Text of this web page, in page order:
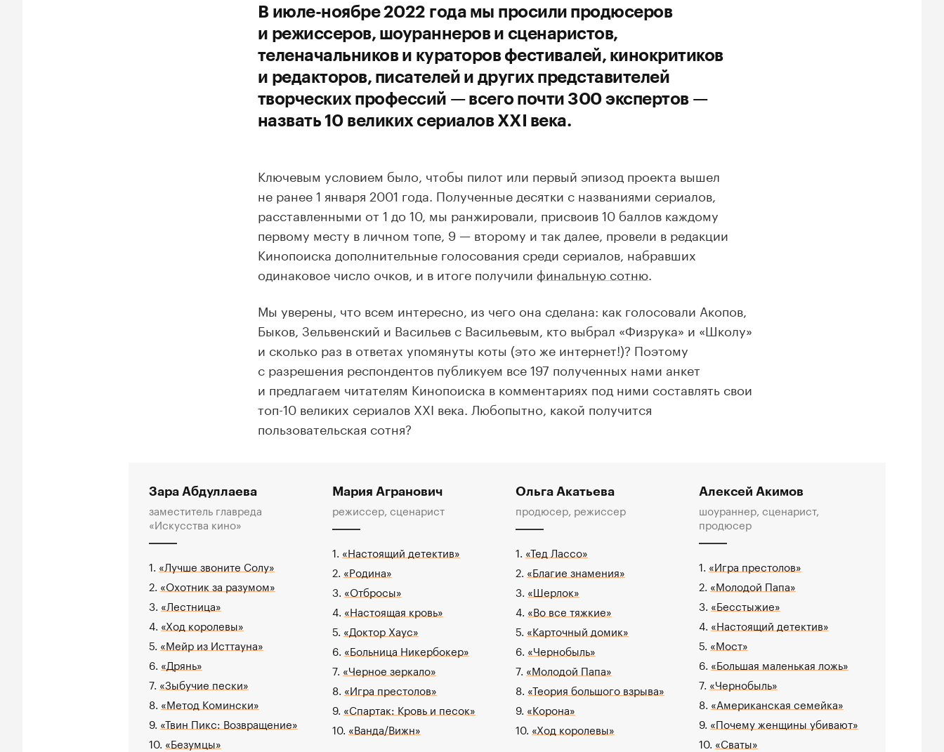
В июле-ноябре 2022 года мы просили продюсеров
и режиссеров, шоураннеров и сценаристов,
теленачальников и кураторов фестивалей, кинокритиков
и редакторов, писателей и других представителей
творческих профессий — всего почти 300 экспертов —
назвать 10 великих сериалов XXI века.
Ключевым условием было, чтобы пилот или первый эпизод проекта вышел
не ранее 1 января 2001 года. Полученные десятки с названиями сериалов,
расставленными от 1 до 10, мы ранжировали, присвоив 10 баллов каждому
первому месту в личном топе, 9 — второму и так далее, провели в редакции
Кинопоиска дополнительные голосования среди сериалов, набравших
одинаковое число очков, и в итоге получили финальную сотню.
Мы уверены, что всем интересно, из чего она сделана: как голосовали Акопов,
Быков, Зельвенский и Васильев с Васильевым, кто выбрал «Физрука» и «Школу»
и сколько раз в ответах упомянуты коты (это же интернет!)? Поэтому
с разрешения респондентов публикуем все 197 полученных нами анкет
и предлагаем читателям Кинопоиска в комментариях под ними составлять свои
топ-10 великих сериалов XXI века. Любопытно, какой получится
пользовательская сотня?
Зара Абдуллаева
заместитель главреда
«Искусства кино»
1. «Лучше звоните Солу»
2. «Охотник за разумом»
3. «Лестница»
4. «Ход королевы»
5. «Мейр из Исттауна»
6. «Дрянь»
7. «Зыбучие пески»
8. «Метод Комински»
9. «Твин Пикс: Возвращение»
10. «Безумцы»
Мария Агранович
режиссер, сценарист
1. «Настоящий детектив»
2. «Родина»
3. «Отбросы»
4. «Настоящая кровь»
5. «Доктор Хаус»
6. «Больница Никербокер»
7. «Черное зеркало»
8. «Игра престолов»
9. «Спартак: Кровь и песок»
10. «Ванда/Вижн»
Ольга Акатьева
продюсер, режиссер
1. «Тед Лассо»
2. «Благие знамения»
3. «Шерлок»
4. «Во все тяжкие»
5. «Карточный домик»
6. «Чернобыль»
7. «Молодой Папа»
8. «Теория большого взрыва»
9. «Корона»
10. «Ход королевы»
Алексей Акимов
шоураннер, сценарист,
продюсер
1. «Игра престолов»
2. «Молодой Папа»
3. «Бесстыжие»
4. «Настоящий детектив»
5. «Мост»
6. «Большая маленькая ложь»
7. «Чернобыль»
8. «Американская семейка»
9. «Почему женщины убивают»
10. «Сваты»